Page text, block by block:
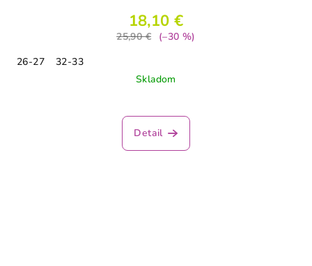
18,10 €
25,90 €
(–30 %)
26-27
32-33
Skladom
Detail